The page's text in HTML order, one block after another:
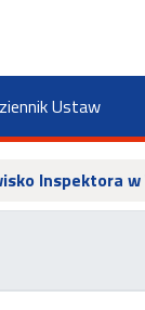
Ustaw
Inspektora